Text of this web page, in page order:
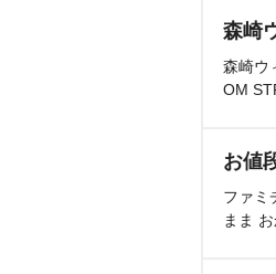
森崎
森崎ウ
OM
お値
ファミ
まま